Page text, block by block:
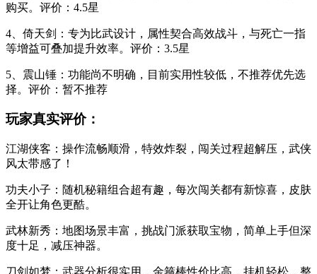
购买。评价：4.5星
4、倚天剑：专为比武设计，属性契合高效战斗，与死亡一指
等增益可叠加提升效率。评价：3.5星
5、震山锤：功能尚不明确，目前实用性较低，不推荐优先选
择。评价：暂不推荐
玩家真实评价：
江湖侠客：操作流畅顺滑，特效炸裂，闯关过程超解压，武侠
风太带感了！
功夫小子：随机秘籍组合超有趣，每次闯关都有新惊喜，皮肤
全开让角色更酷。
武林新秀：地图场景丰富，挑战门派获取宝物，简单上手但深
度十足，减压神器。